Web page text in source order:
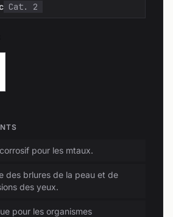
Cat. 2
pour les mtaux.
des brlures de la peau et de
des yeux.
pour les organismes